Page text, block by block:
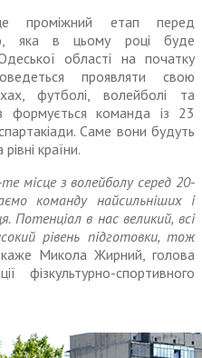
проміжний етап перед
яка в цьому році буде
області на початку
проявляти свою
футболі, волейболі та
формується команда із 23
Саме вони будуть
країни.
місце з волейболу серед 20-
команду найсильніших і
Потенціал в нас великий, всі
рівень підготовки, тож
Микола Жирний, голова
фізкультурно-спортивного